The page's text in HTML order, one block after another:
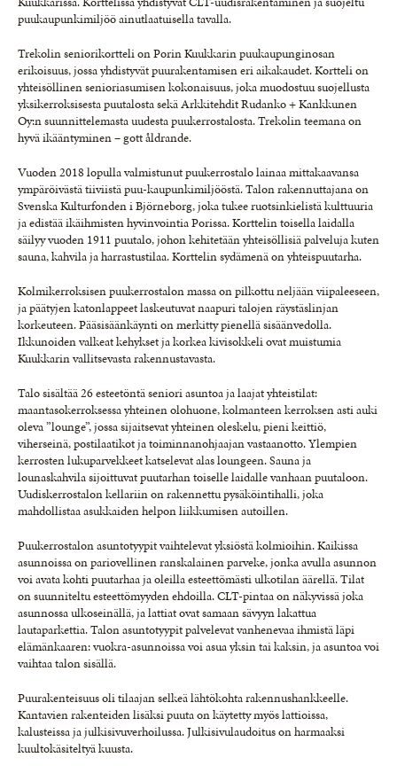
puukaupunkimiljöö ainutlaatuisella tavalla.
Trekolin seniorikortteli on Porin Kuukkarin puukaupunginosan
erikoisuus, jossa yhdistyvät puurakentamisen eri aikakaudet. Kortteli on
yhteisöllinen senioriasumisen kokonaisuus, joka muodostuu suojellusta
yksikerroksisesta puutalosta sekä Arkkitehdit Rudanko + Kankkunen
Oy:n suunnittelemasta uudesta puukerrostalosta. Trekolin teemana on
hyvä ikääntyminen – gott åldrande.
Vuoden 2018 lopulla valmistunut puukerrostalo lainaa mittakaavansa
ympäröivästä tiiviistä puu-kaupunkimiljööstä. Talon rakennuttajana on
Svenska Kulturfonden i Björneborg, joka tukee ruotsinkielistä kulttuuria
ja edistää ikäihmisten hyvinvointia Porissa. Korttelin toisella laidalla
säilyy vuoden 1911 puutalo, johon kehitetään yhteisöllisiä palveluja kuten
sauna, kahvila ja harrastustilaa. Korttelin sydämenä on yhteispuutarha.
Kolmikerroksisen puukerrostalon massa on pilkottu neljään viipaleeseen,
ja päätyjen katonlappeet laskeutuvat naapuri talojen räystäslinjan
korkeuteen. Pääsisäänkäynti on merkitty pienellä sisäänvedolla.
Ikkunoiden valkeat kehykset ja korkea kivisokkeli ovat muistumia
Kuukkarin vallitsevasta rakennustavasta.
Talo sisältää 26 esteetöntä seniori asuntoa ja laajat yhteistilat:
maantasokerroksessa yhteinen olohuone, kolmanteen kerroksen asti auki
oleva ”lounge”, jossa sijaitsevat yhteinen oleskelu, pieni keittiö,
viherseinä, postilaatikot ja toiminnanohjaajan vastaanotto. Ylempien
kerrosten lukuparvekkeet katselevat alas loungeen. Sauna ja
lounaskahvila sijoittuvat puutarhan toiselle laidalle vanhaan puutaloon.
Uudiskerrostalon kellariin on rakennettu pysäköintihalli, joka
mahdollistaa asukkaiden helpon liikkumisen autoillen.
Puukerrostalon asuntotyypit vaihtelevat yksiöstä kolmioihin. Kaikissa
asunnoissa on pariovellinen ranskalainen parveke, jonka avulla asunnon
voi avata kohti puutarhaa ja oleilla esteettömästi ulkotilan äärellä. Tilat
on suunniteltu esteettömyyden ehdoilla. CLT-pintaa on näkyvissä joka
asunnossa ulkoseinällä, ja lattiat ovat samaan sävyyn lakattua
lautaparkettia. Talon asuntotyypit palvelevat vanhenevaa ihmistä läpi
elämänkaaren: vuokra-asunnoissa voi asua yksin tai kaksin, ja asuntoa voi
vaihtaa talon sisällä.
Puurakenteisuus oli tilaajan selkeä lähtökohta rakennushankkeelle.
Kantavien rakenteiden lisäksi puuta on käytetty myös lattioissa,
kalusteissa ja julkisivuverhoilussa. Julkisivulaudoitus on harmaaksi
kuultokäsiteltyä kuusta.